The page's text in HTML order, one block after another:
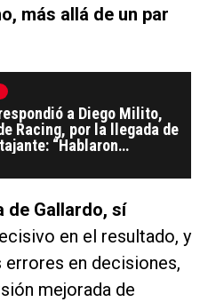
más allá de un par
a Diego Milito,
Racing, por la llegada de
“Hablaron
de Gallardo, sí
en el resultado, y
en decisiones,
mejorada de